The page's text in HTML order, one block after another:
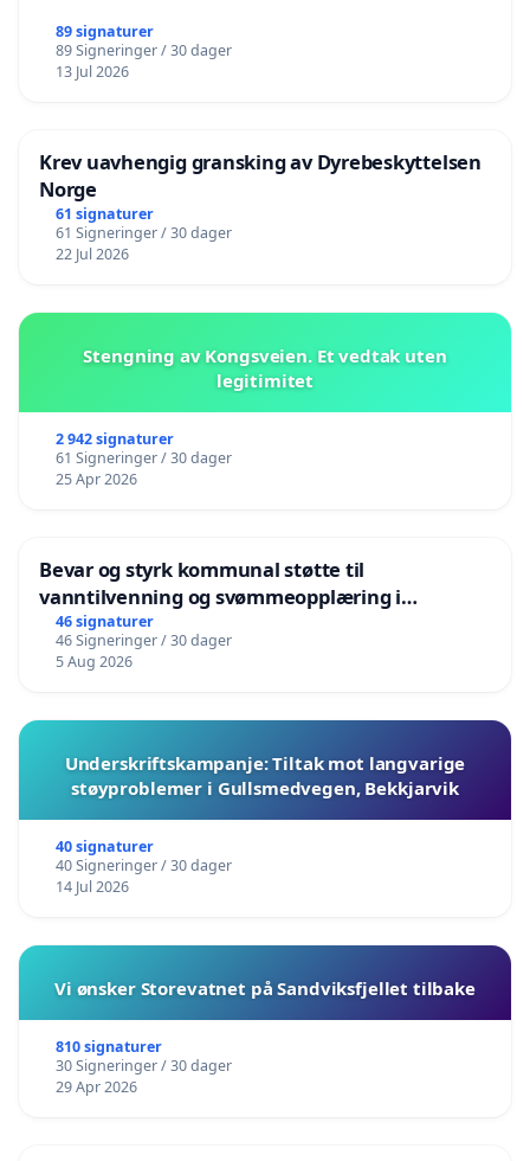
89 signaturer
89 Signeringer / 30 dager
13 Jul 2026
Krev uavhengig gransking av Dyrebeskyttelsen
Norge
61 signaturer
61 Signeringer / 30 dager
22 Jul 2026
Stengning av Kongsveien. Et vedtak uten
legitimitet
2 942 signaturer
61 Signeringer / 30 dager
25 Apr 2026
Bevar og styrk kommunal støtte til
vanntilvenning og svømmeopplæring i
barnehagene i Haugesund
46 signaturer
46 Signeringer / 30 dager
5 Aug 2026
Underskriftskampanje: Tiltak mot langvarige
støyproblemer i Gullsmedvegen, Bekkjarvik
40 signaturer
40 Signeringer / 30 dager
14 Jul 2026
Vi ønsker Storevatnet på Sandviksfjellet tilbake
810 signaturer
30 Signeringer / 30 dager
29 Apr 2026